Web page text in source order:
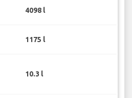
4098 l
1175 l
10.3 l